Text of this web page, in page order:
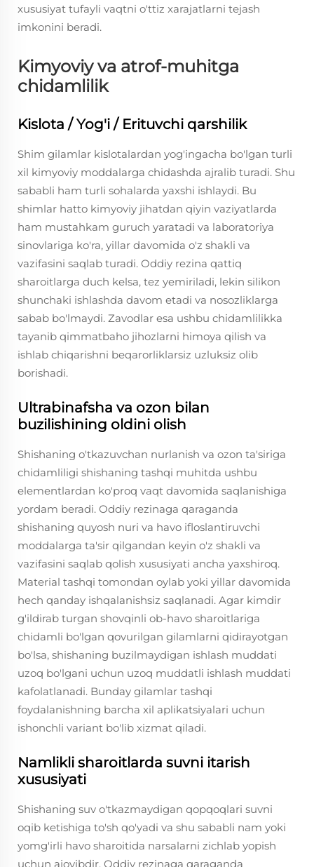
xususiyat tufayli vaqtni o'ttiz xarajatlarni tejash
imkonini beradi.
Kimyoviy va atrof-muhitga
chidamlilik
Kislota / Yog'i / Erituvchi qarshilik
Shim gilamlar kislotalardan yog'ingacha bo'lgan turli
xil kimyoviy moddalarga chidashda ajralib turadi. Shu
sababli ham turli sohalarda yaxshi ishlaydi. Bu
shimlar hatto kimyoviy jihatdan qiyin vaziyatlarda
ham mustahkam guruch yaratadi va laboratoriya
sinovlariga ko'ra, yillar davomida o'z shakli va
vazifasini saqlab turadi. Oddiy rezina qattiq
sharoitlarga duch kelsa, tez yemiriladi, lekin silikon
shunchaki ishlashda davom etadi va nosozliklarga
sabab bo'lmaydi. Zavodlar esa ushbu chidamlilikka
tayanib qimmatbaho jihozlarni himoya qilish va
ishlab chiqarishni beqarorliklarsiz uzluksiz olib
borishadi.
Ultrabinafsha va ozon bilan
buzilishining oldini olish
Shishaning o'tkazuvchan nurlanish va ozon ta'siriga
chidamliligi shishaning tashqi muhitda ushbu
elementlardan ko'proq vaqt davomida saqlanishiga
yordam beradi. Oddiy rezinaga qaraganda
shishaning quyosh nuri va havo ifloslantiruvchi
moddalarga ta'sir qilgandan keyin o'z shakli va
vazifasini saqlab qolish xususiyati ancha yaxshiroq.
Material tashqi tomondan oylab yoki yillar davomida
hech qanday ishqalanishsiz saqlanadi. Agar kimdir
g'ildirab turgan shovqinli ob-havo sharoitlariga
chidamli bo'lgan qovurilgan gilamlarni qidirayotgan
bo'lsa, shishaning buzilmaydigan ishlash muddati
uzoq bo'lgani uchun uzoq muddatli ishlash muddati
kafolatlanadi. Bunday gilamlar tashqi
foydalanishning barcha xil aplikatsiyalari uchun
ishonchli variant bo'lib xizmat qiladi.
Namlikli sharoitlarda suvni itarish
xususiyati
Shishaning suv o'tkazmaydigan qopqoqlari suvni
oqib ketishiga to'sh qo'yadi va shu sababli nam yoki
yomg'irli havo sharoitida narsalarni zichlab yopish
uchun ajoyibdir. Oddiy rezinaga qaraganda